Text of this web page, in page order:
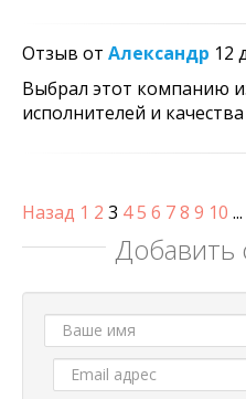
Отзыв от Александр 12
Выбрал этот компанию
исполнителей и
Назад 1 2 3 45 6 78 9 10 ...
Добавить